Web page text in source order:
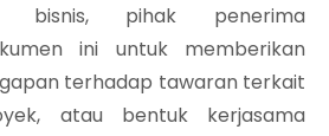
bisnis, pihak penerima
ini untuk memberikan
terhadap tawaran terkait
atau bentuk kerjasama